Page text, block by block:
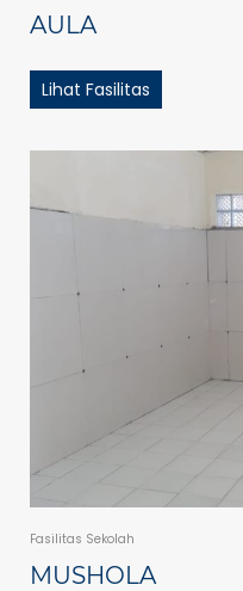
AULA
Lihat Fasilitas
Fasilitas Sekolah
MUSHOLA